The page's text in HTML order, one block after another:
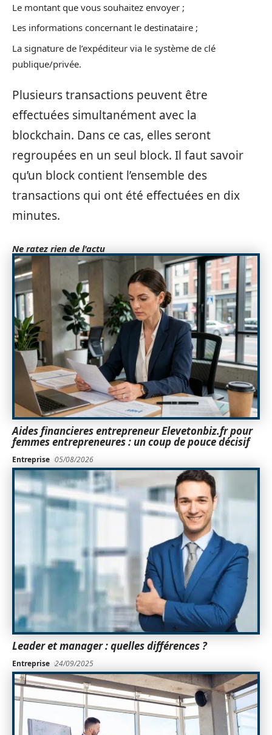
Le montant que vous souhaitez envoyer ;
Les informations concernant le destinataire ;
La signature de l’expéditeur via le système de clé
publique/privée.
Plusieurs transactions peuvent être
effectuées simultanément avec la
blockchain. Dans ce cas, elles seront
regroupées en un seul block. Il faut savoir
qu’un block contient l’ensemble des
transactions qui ont été effectuées en dix
minutes.
Ne ratez rien de l'actu
Aides financieres entrepreneur Elevetonbiz.fr pour
femmes entrepreneures : un coup de pouce décisif
Entreprise 05/08/2026
Leader et manager : quelles différences ?
Entreprise 24/09/2025